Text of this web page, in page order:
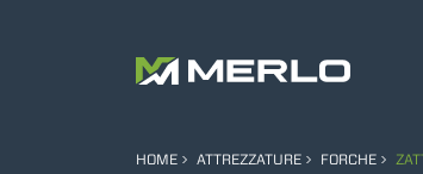
HOME ATTREZZATURE FORCHE